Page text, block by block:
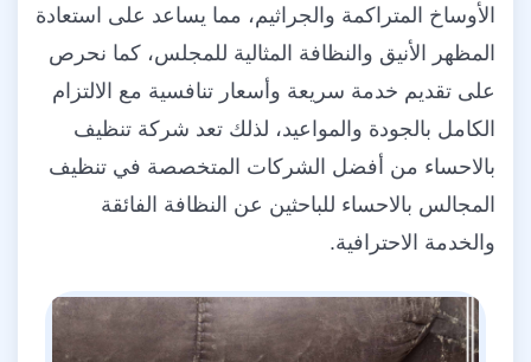
الأوساخ المتراكمة والجراثيم، مما يساعد على استعادة
المظهر الأنيق والنظافة المثالية للمجلس، كما نحرص
على تقديم خدمة سريعة وأسعار تنافسية مع الالتزام
الكامل بالجودة والمواعيد، لذلك تعد شركة تنظيف
بالاحساء من أفضل الشركات المتخصصة في تنظيف
المجالس بالاحساء للباحثين عن النظافة الفائقة
والخدمة الاحترافية.